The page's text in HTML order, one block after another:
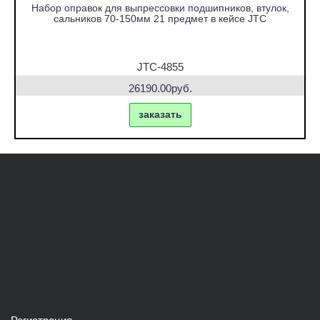
Набор оправок для выпрессовки подшипников, втулок,
сальников 70-150мм 21 предмет в кейсе JTC
JTC-4855
26190.00руб.
заказать